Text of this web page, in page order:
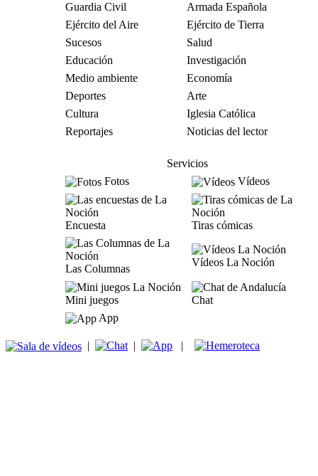
Guardia Civil
Armada Española
Ejército del Aire
Ejército de Tierra
Sucesos
Salud
Educación
Investigación
Medio ambiente
Economía
Deportes
Arte
Cultura
Iglesia Católica
Reportajes
Noticias del lector
Servicios
Fotos
Vídeos
Encuesta Tiras cómicas
Las Columnas
Vídeos La Noción
Mini juegos
Chat
App
| | |